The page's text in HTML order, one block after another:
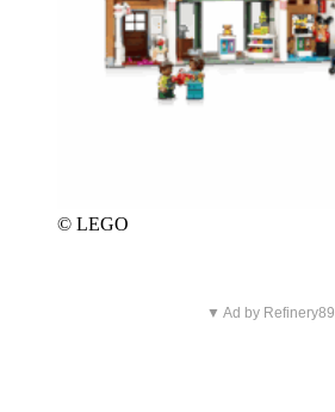
© LEGO
▼ Ad by Refinery89